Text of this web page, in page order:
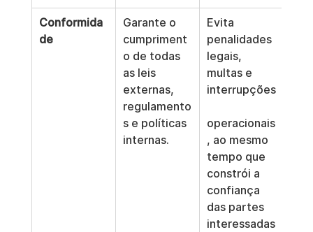
Conformida
de
Garante o
cumpriment
o de todas
as leis
externas,
regulamento
s e políticas
internas.
Evita
penalidades
legais,
multas e
interrupções
operacionais
, ao mesmo
tempo que
constrói a
confiança
das partes
interessadas